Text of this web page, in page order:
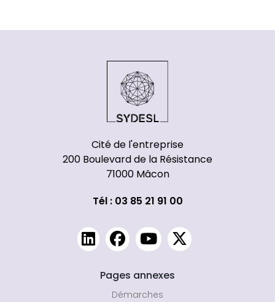
Cité de l'entreprise
200 Boulevard de la Résistance
71000 Mâcon
Tél : 03 85 21 91 00
Pages annexes
Démarches